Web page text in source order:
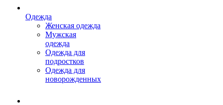
Одежда
Женская одежда
Мужская
одежда
Одежда для
подростков
Одежда для
новорожденных